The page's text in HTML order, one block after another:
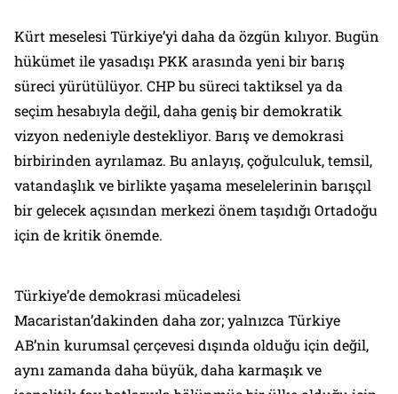
Kürt meselesi Türkiye’yi daha da özgün kılıyor. Bugün
hükümet ile yasadışı PKK arasında yeni bir barış
süreci yürütülüyor. CHP bu süreci taktiksel ya da
seçim hesabıyla değil, daha geniş bir demokratik
vizyon nedeniyle destekliyor. Barış ve demokrasi
birbirinden ayrılamaz. Bu anlayış, çoğulculuk, temsil,
vatandaşlık ve birlikte yaşama meselelerinin barışçıl
bir gelecek açısından merkezi önem taşıdığı Ortadoğu
için de kritik önemde.
Türkiye’de demokrasi mücadelesi
Macaristan’dakinden daha zor; yalnızca Türkiye
AB’nin kurumsal çerçevesi dışında olduğu için değil,
aynı zamanda daha büyük, daha karmaşık ve